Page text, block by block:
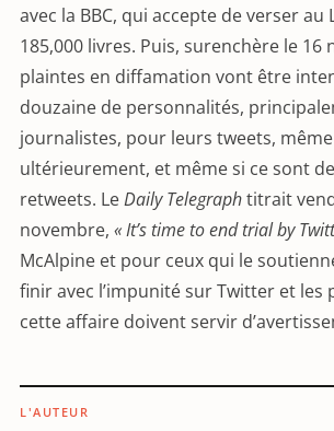
avec la BBC, qui accepte de verser
185,000 livres. Puis, surenchère le 16
plaintes en diffamation vont être
douzaine de personnalités,
journalistes, pour leurs tweets,
ultérieurement, et même si ce sont
retweets. LeDaily Telegraphtitrait
novembre, « It’s time to end trial by
McAlpine et pour ceux qui le
finir avec l’impunité sur Twitter et les
cette affaire doivent servir
L'AUTEUR